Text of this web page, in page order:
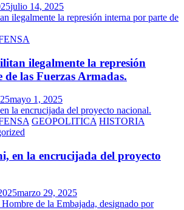
julio 14, 2025
ilegalmente la represión
las Fuerzas Armadas.
mayo 1, 2025
GEOPOLITICA HISTORIA
en la encrucijada del proyecto
marzo 29, 2025